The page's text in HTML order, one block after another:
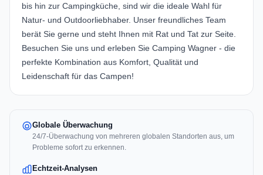
bis hin zur Campingküche, sind wir die ideale Wahl für
Natur- und Outdoorliebhaber. Unser freundliches Team
berät Sie gerne und steht Ihnen mit Rat und Tat zur Seite.
Besuchen Sie uns und erleben Sie Camping Wagner - die
perfekte Kombination aus Komfort, Qualität und
Leidenschaft für das Campen!
Globale Überwachung
24/7-Überwachung von mehreren globalen Standorten aus, um
Probleme sofort zu erkennen.
Echtzeit-Analysen